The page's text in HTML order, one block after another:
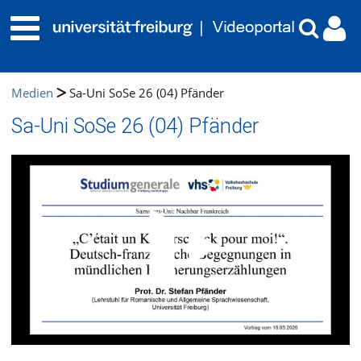
Medien Sa-Uni SoSe 26 (04) Pfänder
Sa-Uni SoSe 26 (04) Pfänder